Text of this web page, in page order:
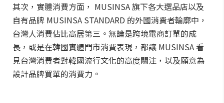
其次，實體消費方面， MUSINSA 旗下各大選品店以及
自有品牌 MUSINSA STANDARD 的外國消費者輪廓中，
台灣人消費佔比高居第三。無論是跨境電商訂單的成
長，或是在韓國實體門市消費表現，都讓 MUSINSA 看
見台灣消費者對韓國流行文化的高度關注，以及願意為
設計品牌買單的消費力。